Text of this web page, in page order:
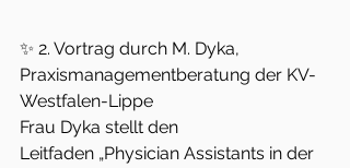
✨ 2. Vortrag durch M. Dyka,
Praxismanagementberatung der KV-
Westfalen-Lippe
Frau Dyka stellt den
Leitfaden „Physician Assistants in der